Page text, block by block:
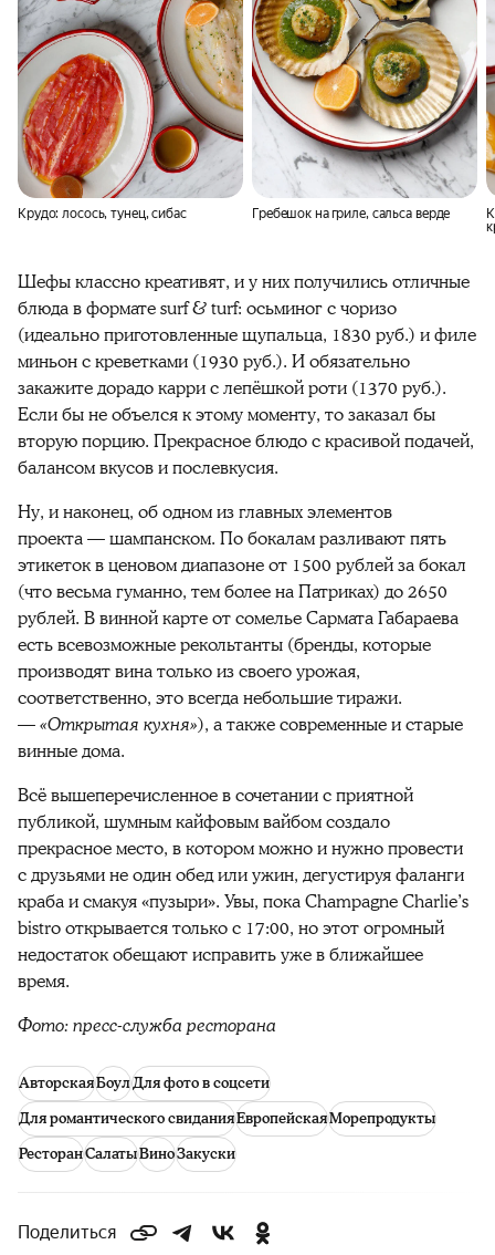
Крудо: лосось, тунец, сибас Гребешок на гриле, сальса верде
Шефы классно креативят, и у них получились отличные
блюда в формате surf & turf: осьминог с чоризо
(идеально приготовленные щупальца, 1830 руб.) и филе
миньон с креветками (1930 руб.). И обязательно
закажите дорадо карри с лепёшкой роти (1370 руб.).
Если бы не объелся к этому моменту, то заказал бы
вторую порцию. Прекрасное блюдо с красивой подачей,
балансом вкусов и послевкусия.
Ну, и наконец, об одном из главных элементов
проекта — шампанском. По бокалам разливают пять
этикеток в ценовом диапазоне от 1500 рублей за бокал
(что весьма гуманно, тем более на Патриках) до 2650
рублей. В винной карте от сомелье Сармата Габараева
есть всевозможные рекольтанты (бренды, которые
производят вина только из своего урожая,
соответственно, это всегда небольшие тиражи.
—«Открытая кухня»), а также современные и старые
винные дома.
Всё вышеперечисленное в сочетании с приятной
публикой, шумным кайфовым вайбом создало
прекрасное место, в котором можно и нужно провести
с друзьями не один обед или ужин, дегустируя фаланги
краба и смакуя «пузыри». Увы, пока Champagne Charlie’s
bistro открывается только с 17:00, но этот огромный
недостаток обещают исправить уже в ближайшее
время.
Фото: пресс-служба ресторана
АвторскаяБоулДля фото в соцсети
Для романтического свиданияЕвропейскаяМорепродукты
РесторанСалатыВиноЗакуски
Поделиться